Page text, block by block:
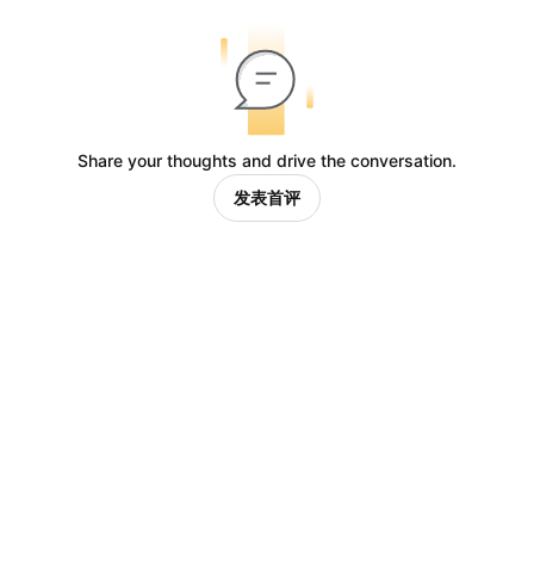
Share your thoughts and drive the conversation.
发表首评